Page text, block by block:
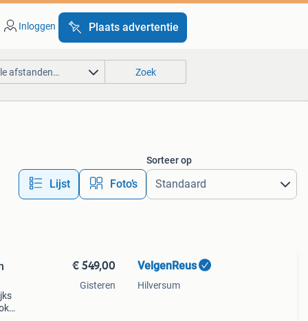
Inloggen Plaats advertentie
afstanden… Zoek
Lijst Foto’s
Sorteer op
€ 549,00
Gisteren
VelgenReus
Hilversum